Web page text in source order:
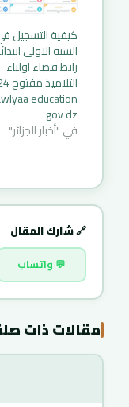
التعرف على
التي تم تسجيل ابتك
فيها سيكون في
الفترة من
غاية 15 جويلية…
كيفية التسجيل
السنة الاولى
رابط فضاء اولياء
education
gov dz
في "أخبار الجزائر"
🔗 شارك المقال
💬 واتساب
مقالات ذات